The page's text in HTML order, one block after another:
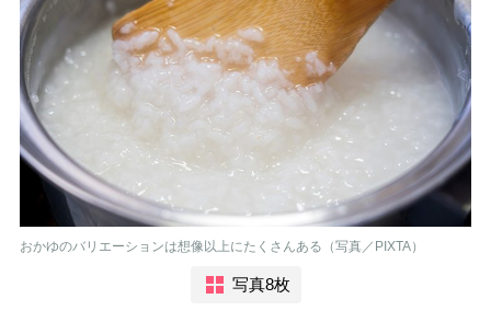
おかゆのバリエーションは想像以上にたくさんある（写真／PIXTA）
写真8枚